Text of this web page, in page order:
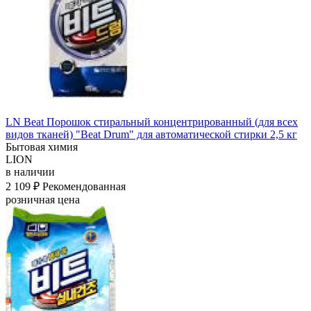
LN Beat Порошок стиральный концентрированный (для всех
видов тканей) "Beat Drum" для автоматической стирки 2,5 кг
Бытовая химия
LION
в наличии
2 109 ₽ Рекомендованная
розничная цена